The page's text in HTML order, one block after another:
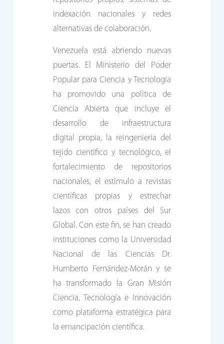
indexación nacionales y redes
alternativas de colaboración.
Venezuela está abriendo nuevas
puertas. El Ministerio del Poder
Popular para Ciencia y Tecnología
ha promovido una política de
Ciencia Abierta que incluye el
desarrollo de infraestructura
digital propia, la reingeniería del
tejido científico y tecnológico, el
fortalecimiento de repositorios
nacionales, el estímulo a revistas
científicas propias y estrechar
lazos con otros países del Sur
Global. Con este fin, se han creado
instituciones como la Universidad
Nacional de las Ciencias Dr.
Humberto Fernández-Morán y se
ha transformado la Gran Misión
Ciencia, Tecnología e Innovación
como plataforma estratégica para
la emancipación científica.